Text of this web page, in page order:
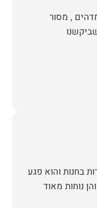
, מסור
בחנות והוא פגע
נוחות מאוד